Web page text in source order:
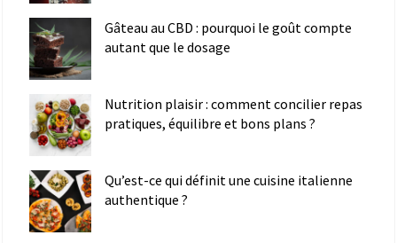
Gâteau au CBD : pourquoi le goût compte
autant que le dosage
Nutrition plaisir : comment concilier repas
pratiques, équilibre et bons plans ?
Qu’est-ce qui définit une cuisine italienne
authentique ?